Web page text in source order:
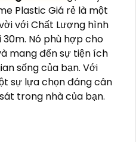
Plastic Giá rẻ là một
với Chất Lượng hình
30m. Nó phù hợp cho
mang đến sự tiện ích
sống của bạn. Với
sự lựa chọn đáng cân
trong nhà của bạn.